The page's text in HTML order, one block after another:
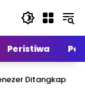
Peristiwa
Ditangkap